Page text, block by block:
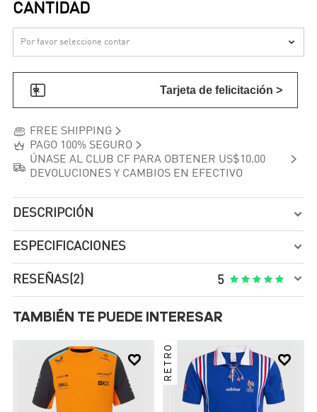
CANTIDAD

 Tarjeta de felicitación >
 FREE SHIPPING

PAGO 100% SEGURO

ÚNASE AL CLUB CF PARA OBTENER US$10.00
DEVOLUCIONES Y CAMBIOS EN EFECTIVO

DESCRIPCIÓN 
ESPECIFICACIONES 
RESEÑAS (2) 5      
TAMBIÉN TE PUEDE INTERESAR
 
RETRO